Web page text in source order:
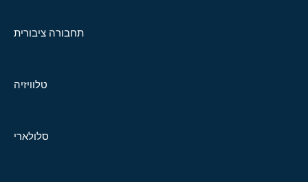
תחבורה ציבורית
טלוויזיה
סלולארי